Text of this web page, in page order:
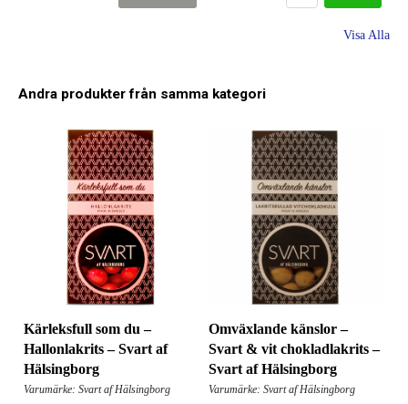
Visa Alla
Andra produkter från samma kategori
Kärleksfull som du –
Hallonlakrits – Svart af
Hälsingborg
Varumärke: Svart af Hälsingborg
Omväxlande känslor –
Svart & vit chokladlakrits –
Svart af Hälsingborg
Varumärke: Svart af Hälsingborg